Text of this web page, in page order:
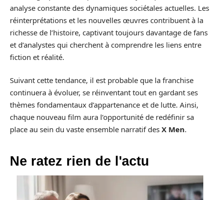
analyse constante des dynamiques sociétales actuelles. Les
réinterprétations et les nouvelles œuvres contribuent à la
richesse de l’histoire, captivant toujours davantage de fans
et d’analystes qui cherchent à comprendre les liens entre
fiction et réalité.
Suivant cette tendance, il est probable que la franchise
continuera à évoluer, se réinventant tout en gardant ses
thèmes fondamentaux d’appartenance et de lutte. Ainsi,
chaque nouveau film aura l’opportunité de redéfinir sa
place au sein du vaste ensemble narratif des X Men.
Ne ratez rien de l'actu